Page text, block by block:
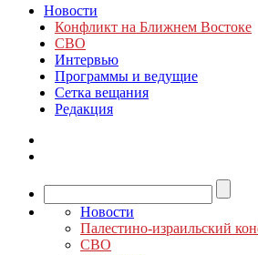
Новости
Конфликт на Ближнем Востоке
СВО
Интервью
Программы и ведущие
Сетка вещания
Редакция
Новости
Палестино-израильский
СВО